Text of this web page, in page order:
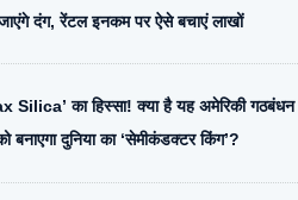
दंग, रेंटल इनकम पर ऐसे बचाएं लाखों
Silica’ का हिस्सा! क्या है यह अमेरिकी गठबंधन
दुनिया का ‘सेमीकंडक्टर किंग’?